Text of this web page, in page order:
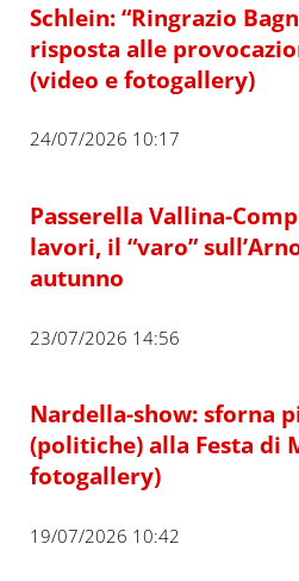
Schlein: “Ringrazio
risposta alle
(video e fotogallery)
24/07/2026 10:17
Passerella Vallina-
lavori, il “varo”
autunno
23/07/2026 14:56
Nardella-show: sforna
(politiche) alla Festa di
fotogallery)
19/07/2026 10:42